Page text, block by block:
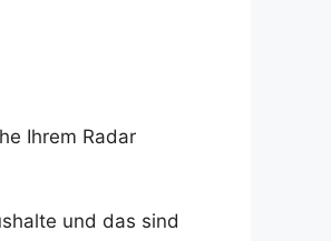
Ihrem Radar
und das sind